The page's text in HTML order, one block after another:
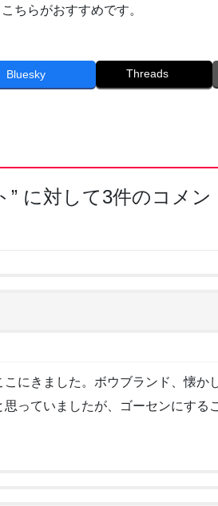
ちらがおすすめです。
Bluesky Threads
” に対して3件のコメン
にきました。ボウブランド、懐か
っていましたが、ゴーセンにする